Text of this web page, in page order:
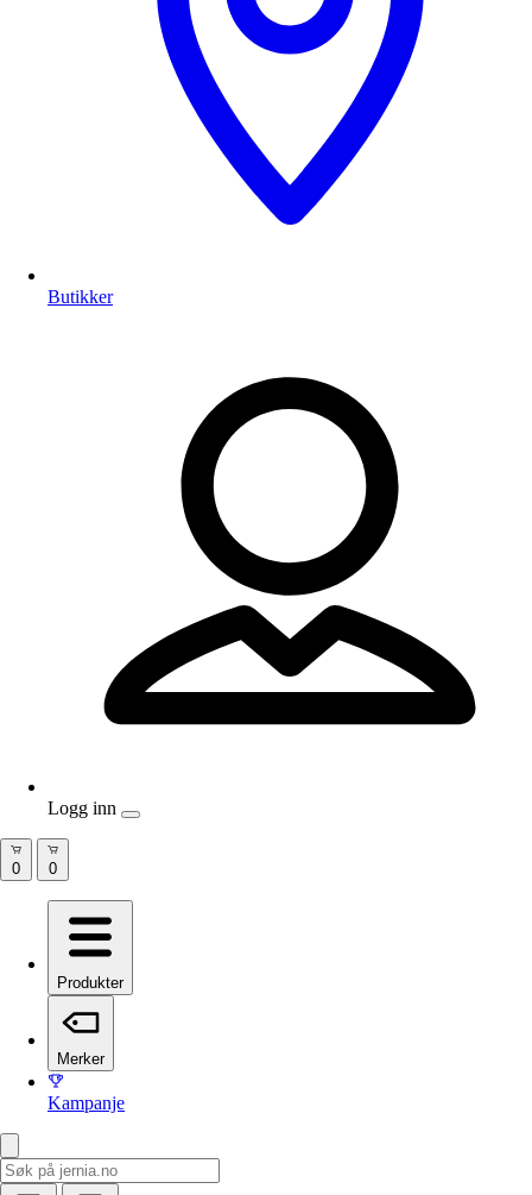
Butikker
Produkter
Merker
Kampanje